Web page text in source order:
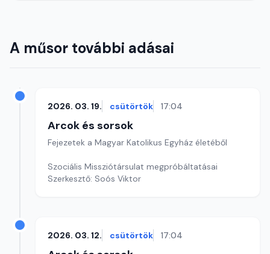
A műsor további adásai
2026. 03. 19. csütörtök 17:04
Arcok és sorsok
Fejezetek a Magyar Katolikus Egyház életéből
Szociális Missziótársulat megpróbáltatásai
Szerkesztő: Soós Viktor
2026. 03. 12. csütörtök 17:04